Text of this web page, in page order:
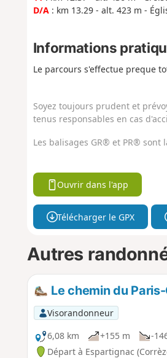
D/A: km 13.29 - alt. 423 m -
Informations
Le parcours s'effectue preque
Soyez toujours prudent et
tenus responsables en cas
Les balisages GR® et PR®
Ouvrir dans l'app
Télécharger le GPX
Autres
Le chemin du
Visorandonneur
6,08 km
+155 m -
Départ à Espartignac